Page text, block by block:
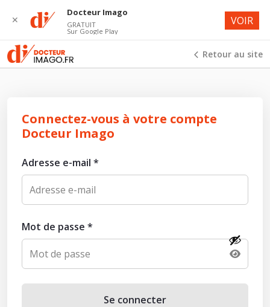
Retour au site
Connectez-vous à votre compte
Docteur Imago
Adresse e-mail *
Mot de passe *
Se connecter
✕
Docteur Imago
GRATUIT
Sur Google Play
VOIR